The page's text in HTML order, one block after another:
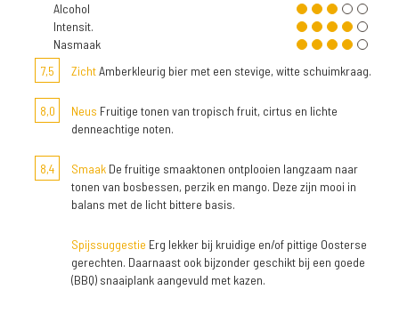
Alcohol
Intensit.
Nasmaak
7,5
ZichtAmberkleurig bier met een stevige, witte schuimkraag.
8,0 Neus Fruitige tonen van tropisch fruit, cirtus en lichte
denneachtige noten.
8,4 Smaak De fruitige smaaktonen ontplooien langzaam naar
tonen van bosbessen, perzik en mango. Deze zijn mooi in
balans met de licht bittere basis.
Spijssuggestie Erg lekker bij kruidige en/of pittige Oosterse
gerechten. Daarnaast ook bijzonder geschikt bij een goede
(BBQ) snaaiplank aangevuld met kazen.